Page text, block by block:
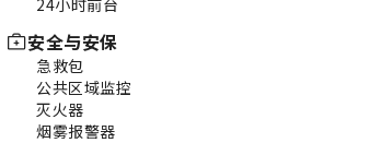
安全与安保
急救包
公共区域监控
灭火器
烟雾报警器